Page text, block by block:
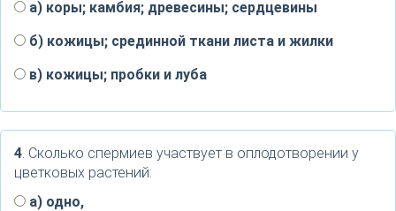
а) коры; камбия; древесины; сердцевины
б) кожицы; срединной ткани листа и жилки
в) кожицы; пробки и луба
4. Сколько спермиев участвует в оплодотворении у
цветковых растений:
а) одно,